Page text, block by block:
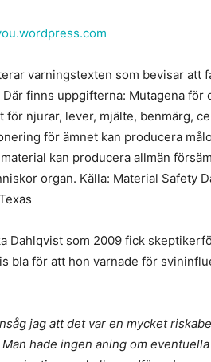
varningstexten som bevisar att
Där finns uppgifterna: Mutagena
för njurar, lever, mjälte, benmärg,
för ämnet kan producera
kan producera allmän
organ. Källa: Material Safety
Dahlqvist som 2009 fick
bla för att hon varnade för
jag att det var en mycket
hade ingen aning om